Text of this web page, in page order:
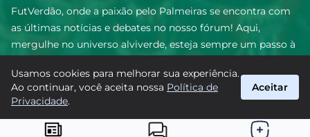
FutVerdão, onde a paixão pelo Palmeiras se encontra com
as últimas notícias e debates no nosso fórum! Aqui,
mergulhe no universo alviverde, esteja sempre um passo à
comunidade. Junte-se a nós nesta jornada emocionante!
#Palmeiras #FutVerdão
Usamos cookies para melhorar sua experiência.
Ao continuar, você aceita nossa Política de
Privacidade.
Aceitar